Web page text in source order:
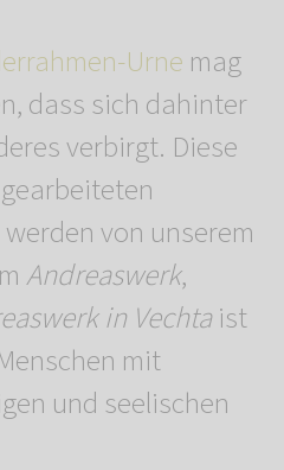
Urne mag
dass sich dahinter
verbirgt. Diese
von unserem
Andreaswerk,
in Vechtaist
mit
und seelischen